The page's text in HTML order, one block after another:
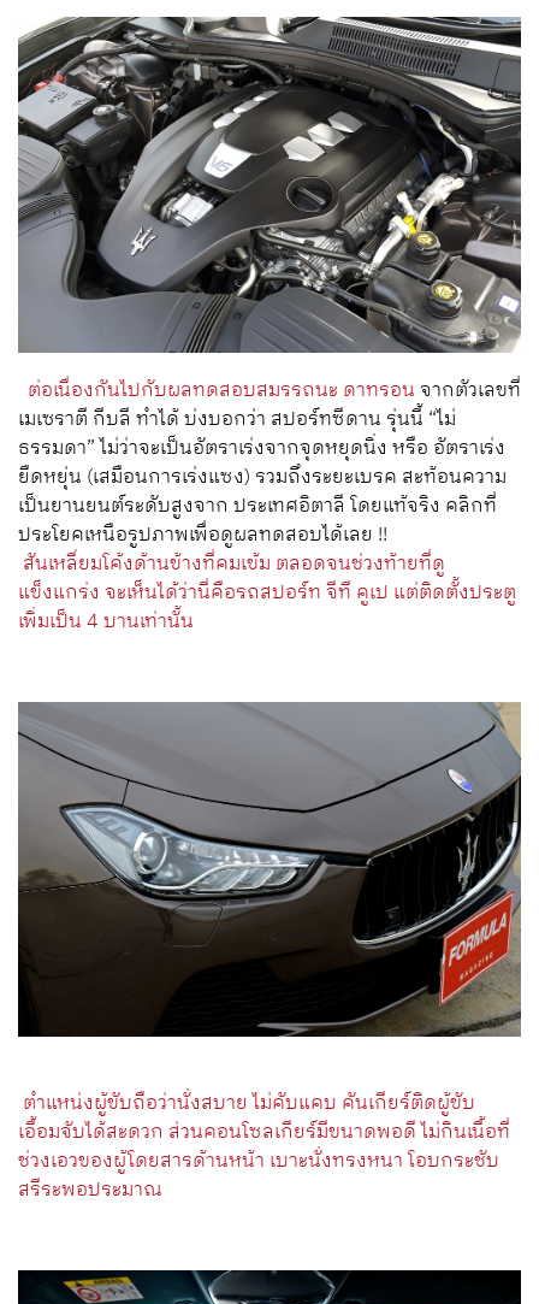
ต่อเนื่องกันไปกับผลทดสอบสมรรถนะ ดาทรอนจากตัวเลขที่
เมเซราตี กีบลี ทำได้ บ่งบอกว่า สปอร์ทซีดาน รุ่นนี้ “ไม่
ธรรมดา” ไม่ว่าจะเป็นอัตราเร่งจากจุดหยุดนิ่ง หรือ อัตราเร่ง
ยืดหยุ่น (เสมือนการเร่งแซง) รวมถึงระยะเบรค สะท้อนความ
เป็นยานยนต์ระดับสูงจาก ประเทศอิตาลี โดยแท้จริง คลิกที่
ประโยคเหนือรูปภาพเพื่อดูผลทดสอบได้เลย !!
สันเหลี่ยมโค้งด้านข้างที่คมเข้ม ตลอดจนช่วงท้ายที่ดู
แข็งแกร่ง จะเห็นได้ว่านี่คือรถสปอร์ท จีที คูเป แต่ติดตั้งประตู
เพิ่มเป็น 4 บานเท่านั้น
ตำแหน่งผู้ขับถือว่านั่งสบาย ไม่คับแคบ คันเกียร์ติดผู้ขับ
เอื้อมจับได้สะดวก ส่วนคอนโซลเกียร์มีขนาดพอดี ไม่กินเนื้อที่
ช่วงเอวของผู้โดยสารด้านหน้า เบาะนั่งทรงหนา โอบกระชับ
สรีระพอประมาณ